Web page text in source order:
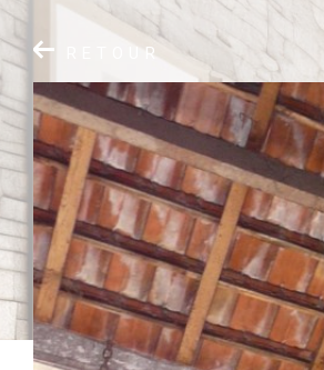
RETOUR